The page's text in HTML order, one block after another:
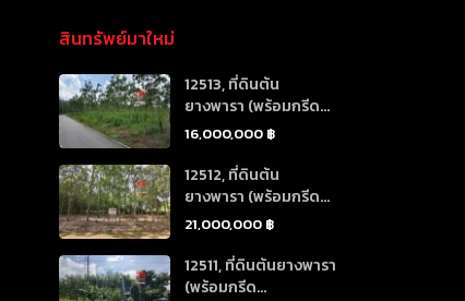
สินทรัพย์มาใหม่
12513, ที่ดินต้น
ยางพารา (พร้อมกรีด...
16,000,000 ฿
12512, ที่ดินต้น
ยางพารา (พร้อมกรีด...
21,000,000 ฿
12511, ที่ดินต้นยางพารา
(พร้อมกรีด...